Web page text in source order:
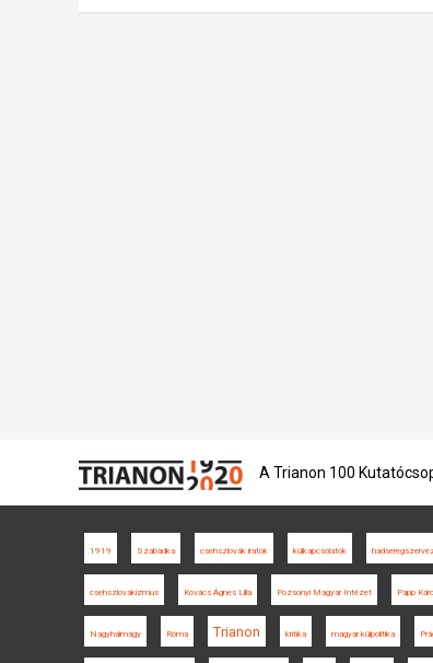
A Trianon 100
1919 Szabadka csehszlovák iratok külkapcsolatok
csehszlovakizmus Kovács Ágnes Lilla Pozsonyi Magyar Intézet Papp
Nagyhalmágy Róma Trianon kritika magyar külpolitika